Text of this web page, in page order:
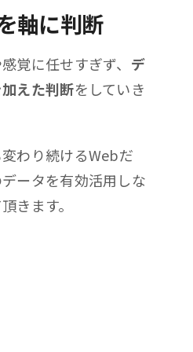
軸に判断
覚に任せすぎず、 デ
えた判断をしていき
わり続けるWebだ
ータを有効活用しな
きます。